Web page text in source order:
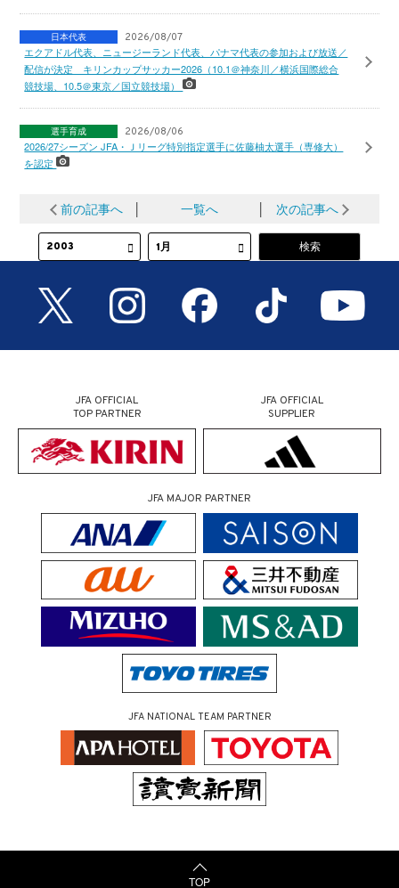
日本代表 2026/08/07
エクアドル代表、ニュージーランド代表、パナマ代表の参加および放送／
配信が決定 キリンカップサッカー2026（10.1＠神奈川／横浜国際総合
競技場、10.5＠東京／国立競技場）
選手育成 2026/08/06
2026/27シーズン JFA・Ｊリーグ特別指定選手に佐藤柚太選手（専修大）
を認定
前の記事へ 一覧へ 次の記事へ
JFA OFFICIAL
TOP PARTNER
JFA OFFICIAL
SUPPLIER
JFA MAJOR PARTNER
JFA NATIONAL TEAM PARTNER
TOP